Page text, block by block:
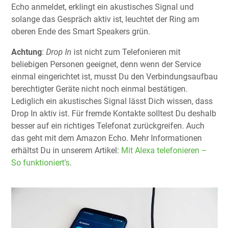
Echo anmeldet, erklingt ein akustisches Signal und
solange das Gespräch aktiv ist, leuchtet der Ring am
oberen Ende des Smart Speakers grün.
Achtung: Drop In ist nicht zum Telefonieren mit
beliebigen Personen geeignet, denn wenn der Service
einmal eingerichtet ist, musst Du den Verbindungsaufbau
berechtigter Geräte nicht noch einmal bestätigen.
Lediglich ein akustisches Signal lässt Dich wissen, dass
Drop In aktiv ist. Für fremde Kontakte solltest Du deshalb
besser auf ein richtiges Telefonat zurückgreifen. Auch
das geht mit dem Amazon Echo. Mehr Informationen
erhältst Du in unserem Artikel: Mit Alexa telefonieren –
So funktioniert’s.